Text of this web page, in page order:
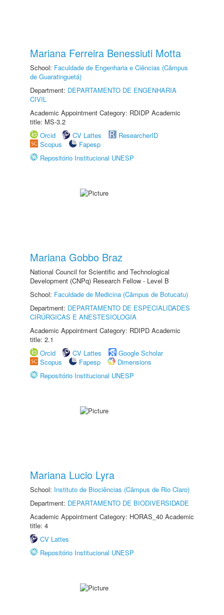
Mariana Ferreira Benessiuti Motta
School: Faculdade de Engenharia e Ciências (Câmpus
de Guaratinguetá)
Department: DEPARTAMENTO DE ENGENHARIA
CIVIL
Academic Appointment Category: RDIDP Academic
title: MS-3.2
Orcid
CV Lattes
ResearcherID
Scopus
Fapesp
Repositório Institucional UNESP
Mariana Gobbo Braz
National Council for Scientific and Technological
Development (CNPq) Research Fellow - Level B
School: Faculdade de Medicina (Câmpus de Botucatu)
Department: DEPARTAMENTO DE ESPECIALIDADES
CIRÚRGICAS E ANESTESIOLOGIA
Academic Appointment Category: RDIPD Academic
title: 2.1
Orcid
CV Lattes
Google Scholar
Scopus
Fapesp
Dimensions
Repositório Institucional UNESP
Mariana Lucio Lyra
School: Instituto de Biociências (Câmpus de Rio Claro)
Department: DEPARTAMENTO DE BIODIVERSIDADE
Academic Appointment Category: HORAS_40 Academic
title: 4
CV Lattes
Repositório Institucional UNESP